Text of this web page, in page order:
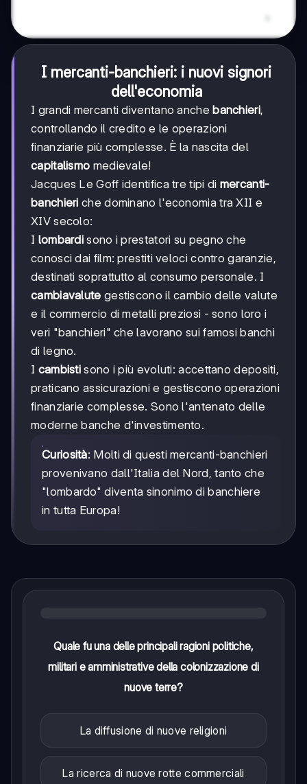
I mercanti-banchieri: i nuovi signori
dell'economia
I grandi mercanti diventano anchebanchieri,
controllando il credito e le operazioni
finanziarie più complesse. È la nascita del
capitalismo medievale!
Jacques Le Goff identifica tre tipi di mercanti-
banchieri che dominano l'economia tra XII e
XIV secolo:
I lombardi sono i prestatori su pegno che
conosci dai film: prestiti veloci contro garanzie,
destinati soprattutto al consumo personale. I
cambiavalute gestiscono il cambio delle valute
e il commercio di metalli preziosi - sono loro i
veri "banchieri" che lavorano sui famosi banchi
di legno.
I cambisti sono i più evoluti: accettano depositi,
praticano assicurazioni e gestiscono operazioni
finanziarie complesse. Sono l'antenato delle
moderne banche d'investimento.
Curiosità: Molti di questi mercanti-banchieri
provenivano dall'Italia del Nord, tanto che
"lombardo" diventa sinonimo di banchiere
in tutta Europa!
Quale fu una delle principali ragioni politiche,
militari e amministrative della colonizzazione di
nuove terre?
La diffusione di nuove religioni
La ricerca di nuove rotte commerciali